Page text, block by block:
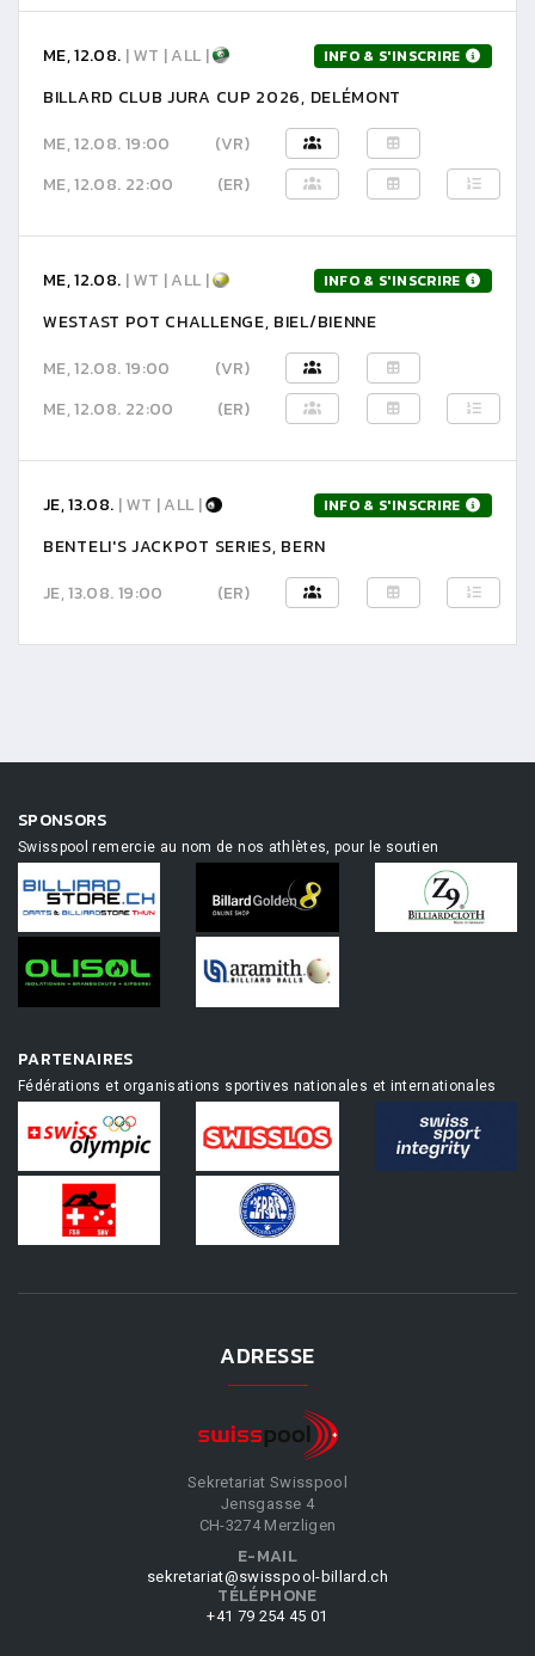
ME, 12.08. | WT | ALL | INFO & S'INSCRIRE
BILLARD CLUB JURA CUP 2026, DELÉMONT
ME, 12.08. 19:00
(VR)
ME, 12.08. 22:00
(ER)
ME, 12.08. | WT | ALL | INFO & S'INSCRIRE
WESTAST POT CHALLENGE, BIEL/BIENNE
ME, 12.08. 19:00
(VR)
ME, 12.08. 22:00
(ER)
JE, 13.08. | WT | ALL | INFO & S'INSCRIRE
BENTELI'S JACKPOT SERIES, BERN
JE, 13.08. 19:00
(ER)
SPONSORS
Swisspool remercie au nom de nos athlètes, pour le soutien
PARTENAIRES
Fédérations et organisations sportives nationales et internationales
ADRESSE
Sekretariat Swisspool
Jensgasse 4
CH-3274 Merzligen
E-MAIL
sekretariat@swisspool-billard.ch
TÉLÉPHONE
+41 79 254 45 01